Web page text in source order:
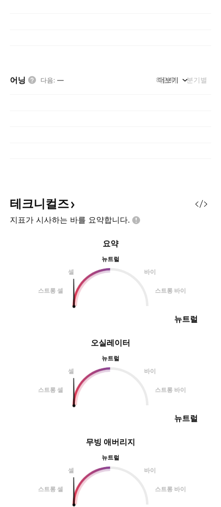
어닝 다음: — 해단위 분기별
더보기
테크니컬즈
지표가 시사하는 바를 요약합니다.
오실레이터
뉴트럴
셀
바이
스트롱 셀 스트롱 바이
뉴트럴
요약
뉴트럴
셀
바이
스트롱 셀 스트롱 바이
뉴트럴
무빙 애버리지
뉴트럴
셀
바이
스트롱 셀 스트롱 바이